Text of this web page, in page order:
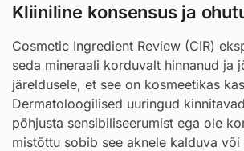
Kliiniline konsensus ja
Cosmetic Ingredient Review (CIR)
seda mineraali korduvalt hinnanud ja
järeldusele, et see on kosmeetikas
Dermatoloogilised uuringud
põhjusta sensibiliseerumist ega ole
mistõttu sobib see aknele kalduva või